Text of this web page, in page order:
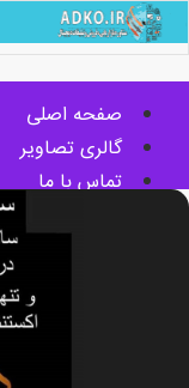
صفحه اصلی
گالری تصاویر
تماس با ما